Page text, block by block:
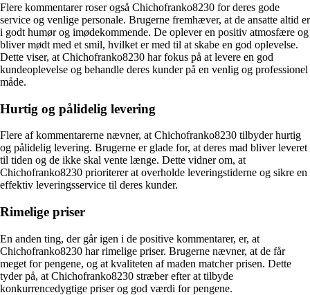
Flere kommentarer roser også Chichofranko8230 for deres gode
service og venlige personale. Brugerne fremhæver, at de ansatte altid er
i godt humør og imødekommende. De oplever en positiv atmosfære og
bliver mødt med et smil, hvilket er med til at skabe en god oplevelse.
Dette viser, at Chichofranko8230 har fokus på at levere en god
kundeoplevelse og behandle deres kunder på en venlig og professionel
måde.
Hurtig og pålidelig levering
Flere af kommentarerne nævner, at Chichofranko8230 tilbyder hurtig
og pålidelig levering. Brugerne er glade for, at deres mad bliver leveret
til tiden og de ikke skal vente længe. Dette vidner om, at
Chichofranko8230 prioriterer at overholde leveringstiderne og sikre en
effektiv leveringsservice til deres kunder.
Rimelige priser
En anden ting, der går igen i de positive kommentarer, er, at
Chichofranko8230 har rimelige priser. Brugerne nævner, at de får
meget for pengene, og at kvaliteten af maden matcher prisen. Dette
tyder på, at Chichofranko8230 stræber efter at tilbyde
konkurrencedygtige priser og god værdi for pengene.